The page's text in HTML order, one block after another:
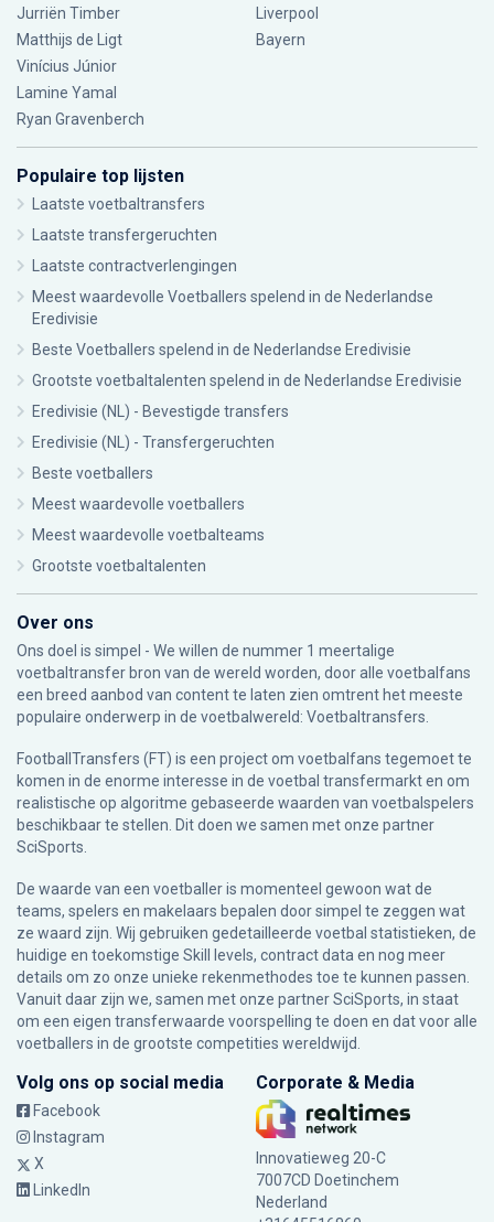
Jurriën Timber
Matthijs de Ligt
Vinícius Júnior
Lamine Yamal
Ryan Gravenberch
Liverpool
Bayern
Populaire top lijsten
Laatste voetbaltransfers
Laatste transfergeruchten
Laatste contractverlengingen
Meest waardevolle Voetballers spelend in de Nederlandse
Eredivisie
Beste Voetballers spelend in de Nederlandse Eredivisie
Grootste voetbaltalenten spelend in de Nederlandse Eredivisie
Eredivisie (NL) - Bevestigde transfers
Eredivisie (NL) - Transfergeruchten
Beste voetballers
Meest waardevolle voetballers
Meest waardevolle voetbalteams
Grootste voetbaltalenten
Over ons
Ons doel is simpel - We willen de nummer 1 meertalige
voetbaltransfer bron van de wereld worden, door alle voetbalfans
een breed aanbod van content te laten zien omtrent het meeste
populaire onderwerp in de voetbalwereld: Voetbaltransfers.
FootballTransfers (FT) is een project om voetbalfans tegemoet te
komen in de enorme interesse in de voetbal transfermarkt en om
realistische op algoritme gebaseerde waarden van voetbalspelers
beschikbaar te stellen. Dit doen we samen met onze partner
SciSports
De waarde van een voetballer is momenteel gewoon wat de
teams, spelers en makelaars bepalen door simpel te zeggen wat
ze waard zijn. Wij gebruiken gedetailleerde voetbal statistieken, de
huidige en toekomstige Skill levels, contract data en nog meer
details om zo onze unieke rekenmethodes toe te kunnen passen.
Vanuit daar zijn we, samen met onze partner SciSports, in staat
om een eigen transferwaarde voorspelling te doen en dat voor alle
voetballers in de grootste competities wereldwijd.
Volg ons op social media
Facebook
Instagram
X
LinkedIn
Corporate & Media
Innovatieweg 20-C
7007CD Doetinchem
Nederland